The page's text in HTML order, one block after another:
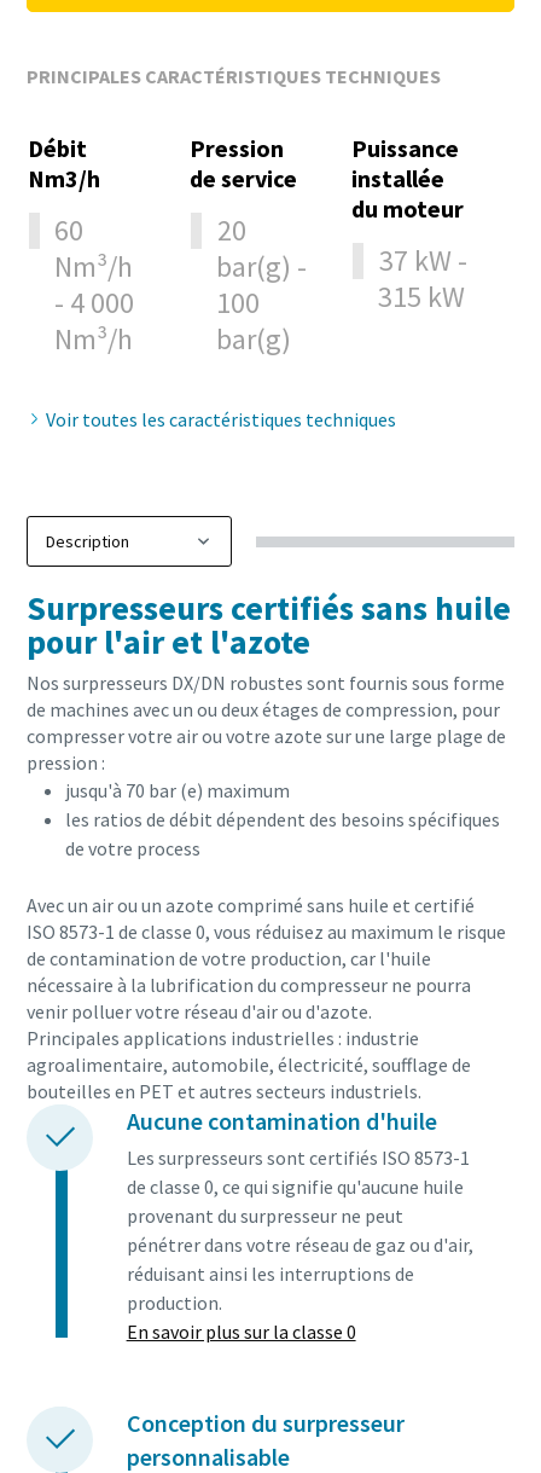
PRINCIPALES CARACTÉRISTIQUES TECHNIQUES
Débit
Nm3/h
60
Nm³/h
- 4 000
Nm³/h
Pression
de service
20
bar(g) -
100
bar(g)
Puissance
installée
du moteur
37 kW -
315 kW
Voir toutes les caractéristiques techniques
Surpresseurs certifiés sans huile
pour l'air et l'azote
Nos surpresseurs DX/DN robustes sont fournis sous forme
de machines avec un ou deux étages de compression, pour
compresser votre air ou votre azote sur une large plage de
pression :
jusqu'à 70 bar (e) maximum
les ratios de débit dépendent des besoins spécifiques
de votre process
Avec un air ou un azote comprimé sans huile et certifié
ISO 8573-1 de classe 0, vous réduisez au maximum le risque
de contamination de votre production, car l'huile
nécessaire à la lubrification du compresseur ne pourra
venir polluer votre réseau d'air ou d'azote.
Principales applications industrielles : industrie
agroalimentaire, automobile, électricité, soufflage de
bouteilles en PET et autres secteurs industriels.
Aucune contamination d'huile
Les surpresseurs sont certifiés ISO 8573-1
de classe 0, ce qui signifie qu'aucune huile
provenant du surpresseur ne peut
pénétrer dans votre réseau de gaz ou d'air,
réduisant ainsi les interruptions de
production.
En savoir plus sur la classe 0
Conception du surpresseur
personnalisable